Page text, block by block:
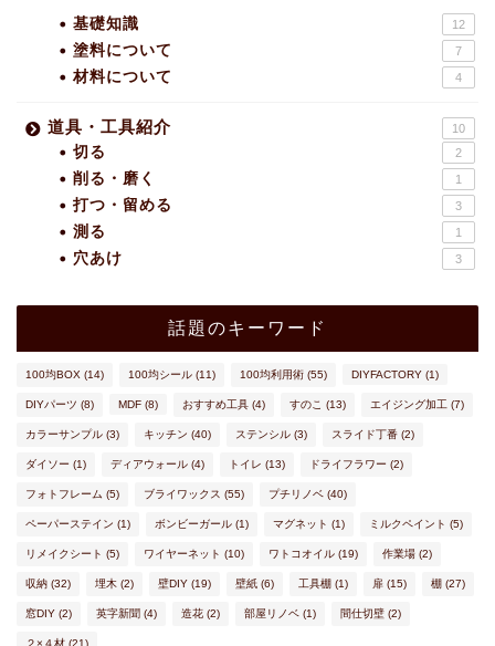
基礎知識 12
塗料について 7
材料について 4
道具・工具紹介 10
切る 2
削る・磨く 1
打つ・留める 3
測る 1
穴あけ 3
話題のキーワード
100均BOX (14) 100均シール (11) 100均利用術 (55) DIYFACTORY (1)
DIYパーツ (8) MDF (8) おすすめ工具 (4) すのこ (13) エイジング加工 (7)
カラーサンプル (3) キッチン (40) ステンシル (3) スライド丁番 (2)
ダイソー (1) ディアウォール (4) トイレ (13) ドライフラワー (2)
フォトフレーム (5) ブライワックス (55) プチリノベ (40)
ペーパーステイン (1) ボンビーガール (1) マグネット (1) ミルクペイント (5)
リメイクシート (5) ワイヤーネット (10) ワトコオイル (19) 作業場 (2)
収納 (32) 埋木 (2) 壁DIY (19) 壁紙 (6) 工具棚 (1) 扉 (15) 棚 (27)
窓DIY (2) 英字新聞 (4) 造花 (2) 部屋リノベ (1) 間仕切壁 (2)
２×４材 (21)